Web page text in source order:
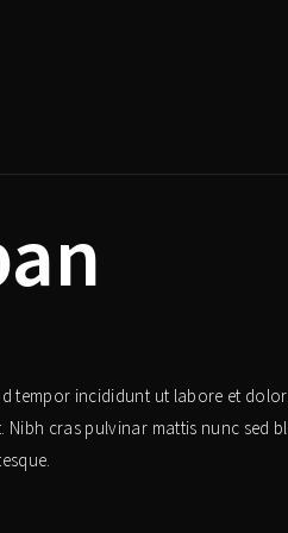
tempor incididunt ut labore et
cras pulvinar mattis nunc sed